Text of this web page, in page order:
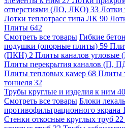
отверстиями (ЛО, ЛКО) 33 Лотки
Лотки теплотрасс типа ЛК 90
Плиты 642
Смотреть все товары Гибкие
подушки (опорные плиты) 59
(ПКН) 2 Плиты каналов
Плиты перекрытия каналов (П,
Плиты тепловых камер 68 Плиты
тоннеля 32
Трубы круглые и изделия к ним
Смотреть все товары Блоки
противофильтрационного экрана
Стенки откосные круглых труб 22